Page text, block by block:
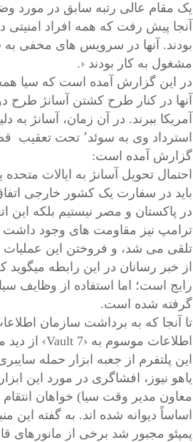
یک مقام عالی رتبه سابق در مورد
آنجا پیش رفت که همه افراد
بودند. آنها در سرویس های مخفی به
مشغول به کار بودند ‹.
در این گزارش آمده است که سیا
آنها در کنار طرح کشتن آسانژ طرح
آمریکا ببرند. در آن زمان، آسانژ
استرداد وی به
گزارش آمده است:
احتمال تحویل آسانژ به ایالات
باید در سفارت یک کشور خارجی
در پاکستان و مصر نیستیم بلکه این
ترامپ نیز مقاومت‌ های وجود داشت
تلقی می شد، و فروختن این عملیات
رایج است؛ اما استفاده از وظایف
گرفته شده است.
تا آنجا که به برداشت سازمان
اطلاعات موسوم به ‹Vault 7› از دید ما باعث و بانی این اقدامات شدید است.
این پلتفرم از جعبه ابزار حمله
یاهو نیوز، افشاگری در مورد این
معاون مدیر وقت سیا) خواهان
اساساً دیوانه شده اند. به گفته این
پمپئو مجبور شد برخی از مانورهای